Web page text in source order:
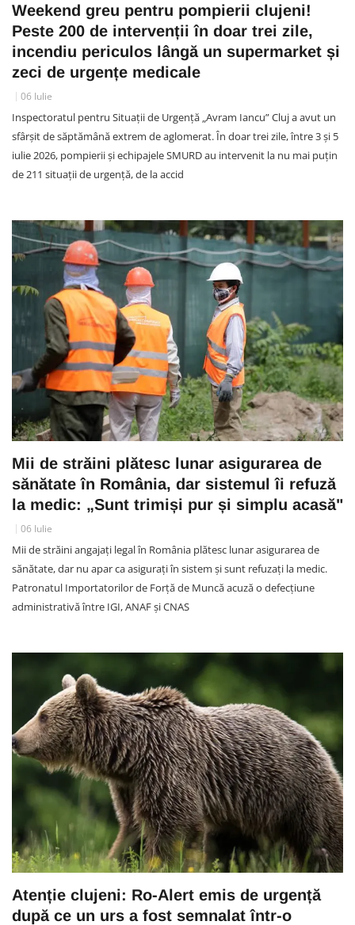
Weekend greu pentru pompierii clujeni!
Peste 200 de intervenții în doar trei zile,
incendiu periculos lângă un supermarket și
zeci de urgențe medicale
06 Iulie
Inspectoratul pentru Situații de Urgență „Avram Iancu” Cluj a avut un
sfârșit de săptămână extrem de aglomerat. În doar trei zile, între 3 și 5
iulie 2026, pompierii și echipajele SMURD au intervenit la nu mai puțin
de 211 situații de urgență, de la accid
Mii de străini plătesc lunar asigurarea de
sănătate în România, dar sistemul îi refuză
la medic: „Sunt trimiși pur și simplu acasă"
06 Iulie
Mii de străini angajați legal în România plătesc lunar asigurarea de
sănătate, dar nu apar ca asigurați în sistem și sunt refuzați la medic.
Patronatul Importatorilor de Forță de Muncă acuză o defecțiune
administrativă între IGI, ANAF și CNAS
Atenție clujeni: Ro-Alert emis de urgență
după ce un urs a fost semnalat într-o